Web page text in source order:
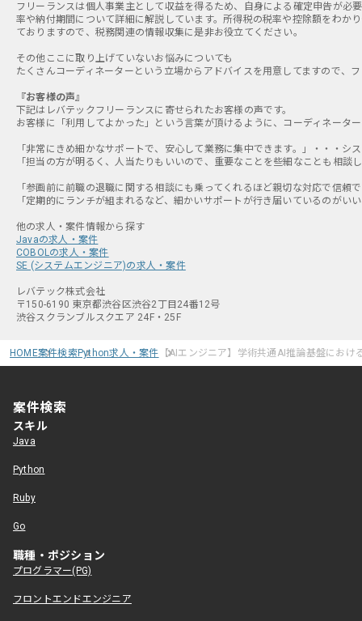
フリーランスは個人事業主として収益を得るため、自身による確定申告が
率や納付期間について詳細に解説しています。所得税の税率や控除額をわか
ておりますので、税務関連の情報収集に是非お役立てください。
その他ここに取り上げていないお悩みについても
たくさんコーディネーターという立場からアドバイスを用意してますので、
『お客様の声』
下記はレバテックフリーランスに寄せられたお客様の声です。
お客様に「利用してよかった」という言葉が頂けるように、コーディネータ
「非常にきめ細かなサポートで、安心して業務に集中できます。」・・・シ
「担当の方が明るく、人当たりもいいので、重要なことを些細なことも相
「参画前に前職の退職に関する相談にも乗ってくれるほど親切な対応で信頼
「定期的にランチが組まれるなど、細かいサポートが行き届いているのがい
Javaの求人・案件
COBOLの求人・案件
SE (システムエンジニア)の求人・案件
レバテック株式会社
〒150-6190 東京都渋谷区渋谷2丁目24番12号
渋谷スクランブルスクエア 24F・25F
HOME案件検索Python求人・案件 【AIエンジニア】学術共通AI推論基盤にお
案件検索
スキル
Java
Python
Ruby
Go
職種・ポジション
プログラマー(PG)
フロントエンドエンジニア